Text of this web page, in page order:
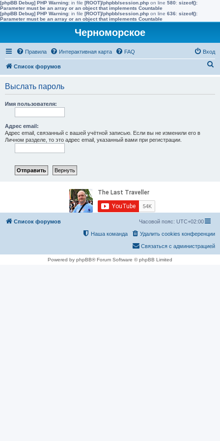
[phpBB Debug] PHP Warning: in file [ROOT]/phpbb/session.php on line 580: sizeof():
Parameter must be an array or an object that implements Countable
[phpBB Debug] PHP Warning: in file [ROOT]/phpbb/session.php on line 636: sizeof():
Parameter must be an array or an object that implements Countable
Черноморское
Правила Интерактивная карта FAQ Вход
Список форумов
Выслать пароль
Имя пользователя:
Адрес email:
Адрес email, связанный с вашей учётной записью. Если вы не изменили его в
Личном разделе, то это адрес email, указанный вами при регистрации.
Список форумов Часовой пояс: UTC+02:00
Удалить cookies конференции
Наша команда
Связаться с администрацией
Powered by phpBB® Forum Software © phpBB Limited